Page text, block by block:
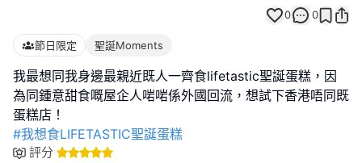
0 0
節日限定 聖誕Moments
我最想同我身邊最親近既人一齊食lifetastic聖誕蛋糕，因
為同鍾意甜食嘅屋企人啱啱係外國回流，想試下香港唔同既
#我想食LIFETASTIC聖誕蛋糕
評分